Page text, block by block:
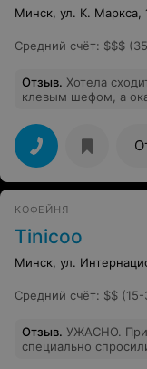
Минск, ул. К. Маркса,
Средний счёт: $$$
Отзыв. Хотела
клевым шефом, а
внимание, там было
рублей Как-то даже стыдно такое подавать, ни в
одном кафе Минска
здесь Десерт даже
горячего. Не
КОФЕЙНЯ
Tinicoo
Минск, ул.
Средний счёт: $$
Отзыв. УЖАСНО. При
специально